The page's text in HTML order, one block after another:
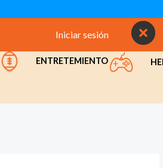
Iniciar sesión
ENTRETEMIENTO